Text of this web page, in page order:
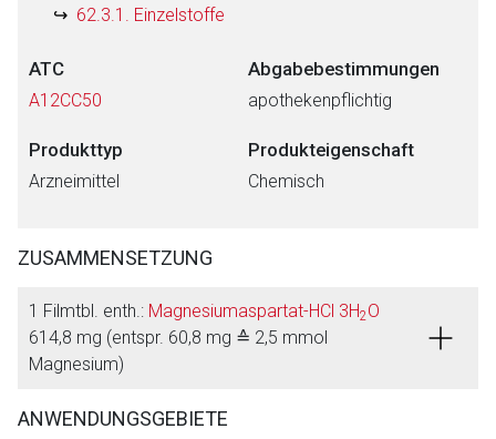
62.3.1. Einzelstoffe
ATC
A12CC50
Abgabebestimmungen
apothekenpflichtig
Produkttyp
Arzneimittel
Produkteigenschaft
Chemisch
ZUSAMMENSETZUNG
1 Filmtbl. enth.: Magnesiumaspartat-HCl 3H2O
614,8 mg (entspr. 60,8 mg ≙ 2,5 mmol
Magnesium)
ANWENDUNGSGEBIETE